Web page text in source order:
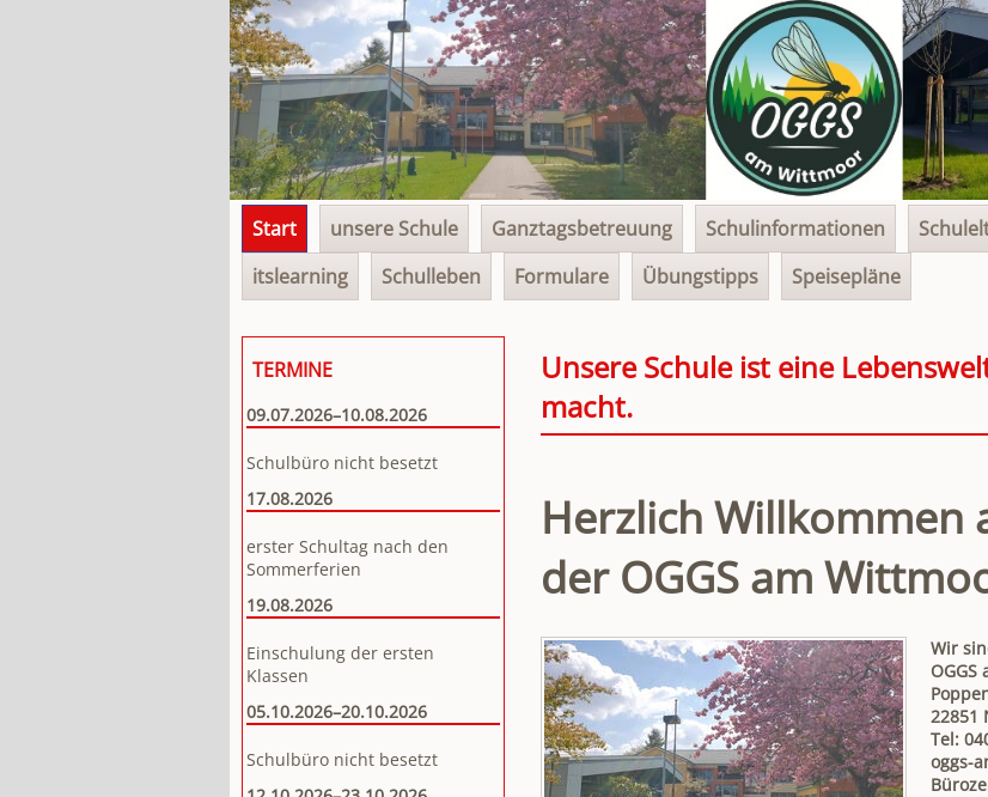
Navigation
überspringen
Start unsere Schule Ganztagsbetreuung Schulinformationen
itslearning
Schulleben Formulare Übungstipps Speisepläne
Unsere Schule ist eine
macht.
Herzlich Willkommen
der OGGS am
Wir
22851
Tel:
oggs-
TERMINE
09.07.2026–10.08.2026
Schulbüro nicht besetzt
17.08.2026
erster Schultag nach den
Sommerferien
19.08.2026
Einschulung der ersten
Klassen
05.10.2026–20.10.2026
Schulbüro nicht besetzt